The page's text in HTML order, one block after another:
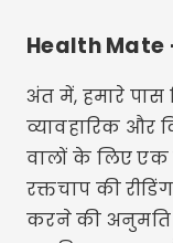
Health Mate
अंत में, हमारे पास
व्यावहारिक और
वालों के लिए
रक्तचाप की
करने की अनुमति